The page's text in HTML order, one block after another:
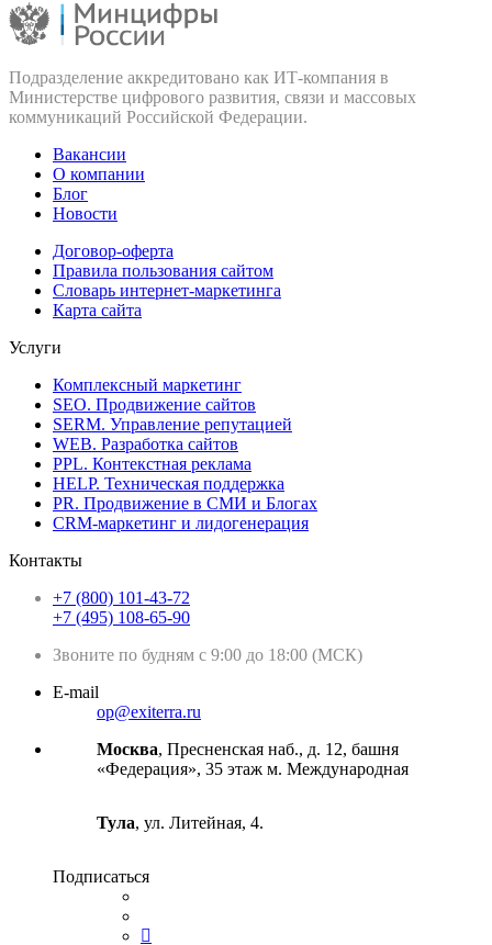
Подразделение аккредитовано как ИТ‑компания в
Министерстве цифрового развития, связи и массовых
коммуникаций Российской Федерации.
Вакансии
О компании
Блог
Новости
Договор-оферта
Правила пользования сайтом
Словарь интернет-маркетинга
Карта сайта
Услуги
Комплексный маркетинг
SEO. Продвижение сайтов
SERM. Управление репутацией
WEB. Разработка сайтов
PPL. Контекстная реклама
HELP. Техническая поддержка
PR. Продвижение в СМИ и Блогах
CRM-маркетинг и лидогенерация
Контакты
+7 (800) 101-43-72
+7 (495) 108-65-90
Звоните по будням с 9:00 до 18:00 (МСК)
E-mail
op@exiterra.ru
Москва, Пресненская наб., д. 12, башня
«Федерация», 35 этаж м. Международная
Тула, ул. Литейная, 4.
Подписаться